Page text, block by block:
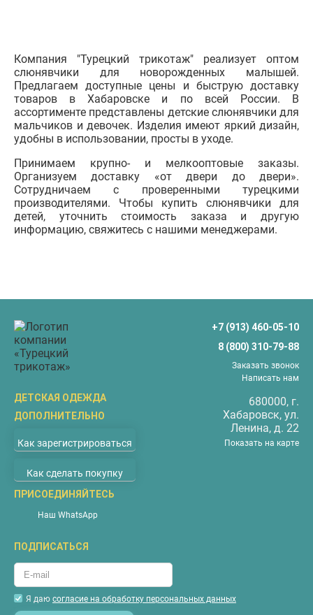
Компания "Турецкий трикотаж" реализует оптом
слюнявчики для новорожденных малышей.
Предлагаем доступные цены и быструю доставку
товаров в Хабаровске и по всей России. В
ассортименте представлены детские слюнявчики для
мальчиков и девочек. Изделия имеют яркий дизайн,
удобны в использовании, просты в уходе.
Принимаем крупно- и мелкооптовые заказы.
Организуем доставку «от двери до двери».
Сотрудничаем с проверенными турецкими
производителями. Чтобы купить слюнявчики для
детей, уточнить стоимость заказа и другую
информацию, свяжитесь с нашими менеджерами.
+7 (913) 460-05-10
8 (800) 310-79-88
Заказать звонок
Написать нам
680000, г.
Хабаровск, ул.
Ленина, д. 22
Показать на карте
ДЕТСКАЯ ОДЕЖДА
Бриджи
Джемперы
Жилеты
Комбинезоны
Майки
Пижамы
Футболки
ДОПОЛНИТЕЛЬНО
Доставка
Оплата
Покупателям
Наши магазины
Акции
Контакты
Гарантия
Вопросы и ответы
Как зарегистрироваться
Как сделать покупку
ПРИСОЕДИНЯЙТЕСЬ
Наш WhatsApp
ПОДПИСАТЬСЯ
Я даю согласие на обработку персональных данных